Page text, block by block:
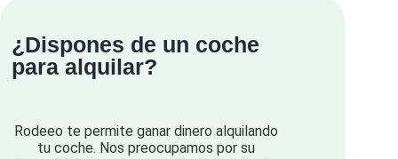
¿Dispones de un coche
para alquilar?
Rodeeo te permite ganar dinero alquilando
tu coche. Nos preocupamos por su